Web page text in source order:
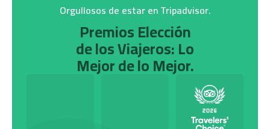
Orgullosos de estar en Tripadvisor.
Premios Elección
de los Viajeros: Lo
Mejor de lo Mejor.